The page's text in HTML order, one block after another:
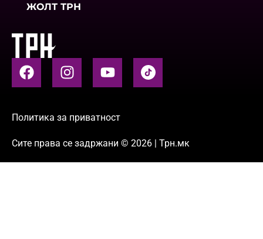
ЖОЛТ ТРН
Политика за приватност
Сите права се задржани © 2026 | Трн.мк